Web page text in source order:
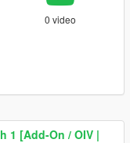
0 video
1 [Add-On / OIV |